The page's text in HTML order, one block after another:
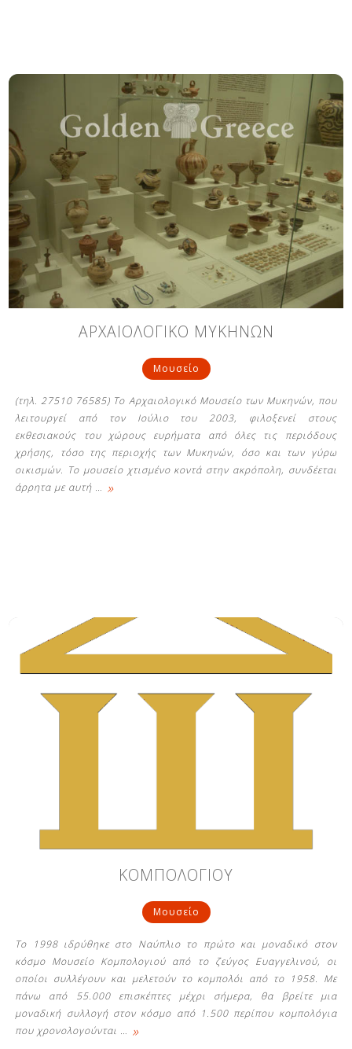
ΑΡΧΑΙΟΛΟΓΙΚΟ ΜΥΚΗΝΩΝ
Μουσείο
(τηλ. 27510 76585) Το Αρχαιολογικό Μουσείο των Μυκηνών, που
λειτουργεί από τον Ιούλιο του 2003, φιλοξενεί στους
εκθεσιακούς του χώρους ευρήματα από όλες τις περιόδους
χρήσης, τόσο της περιοχής των Μυκηνών, όσο και των γύρω
οικισμών. Το μουσείο χτισμένο κοντά στην ακρόπολη, συνδέεται
άρρητα με αυτή … »
ΚΟΜΠΟΛΟΓΙΟΥ
Μουσείο
Το 1998 ιδρύθηκε στο Ναύπλιο το πρώτο και μοναδικό στον
κόσμο Μουσείο Κομπολογιού από το ζεύγος Ευαγγελινού, οι
οποίοι συλλέγουν και μελετούν το κομπολόι από το 1958. Με
πάνω από 55.000 επισκέπτες μέχρι σήμερα, θα βρείτε μια
μοναδική συλλογή στον κόσμο από 1.500 περίπου κομπολόγια
που χρονολογούνται … »